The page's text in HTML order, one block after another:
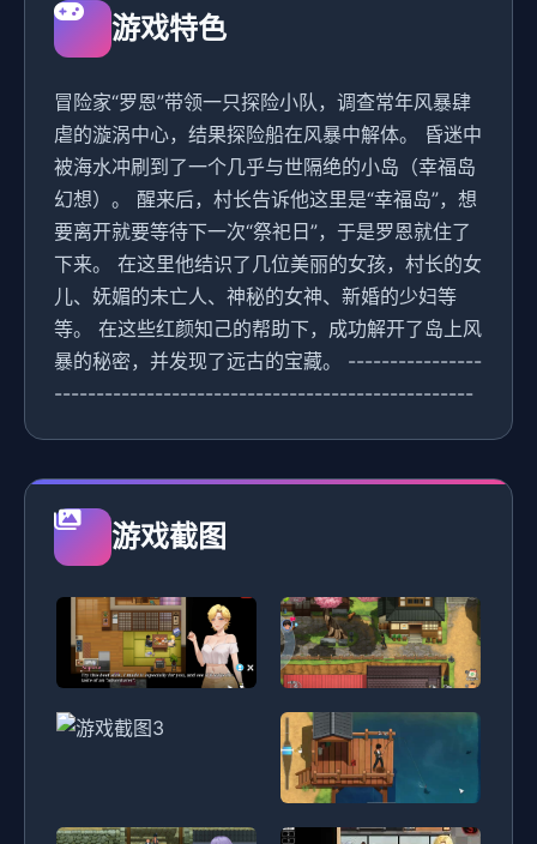
游戏特色
冒险家“罗恩”带领一只探险小队，调查常年风暴肆
虐的漩涡中心，结果探险船在风暴中解体。 昏迷中
被海水冲刷到了一个几乎与世隔绝的小岛（幸福岛
幻想）。 醒来后，村长告诉他这里是“幸福岛”，想
要离开就要等待下一次“祭祀日”，于是罗恩就住了
下来。 在这里他结识了几位美丽的女孩，村长的女
儿、妩媚的未亡人、神秘的女神、新婚的少妇等
等。 在这些红颜知己的帮助下，成功解开了岛上风
暴的秘密，并发现了远古的宝藏。 ----------------
--------------------------------------------------
游戏截图